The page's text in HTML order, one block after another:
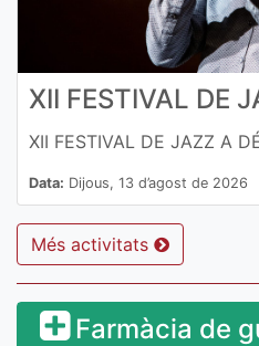
XII FESTIVAL DE
XII FESTIVAL DE JAZZ A
Data: Dijous, 13 d’agost de 2026
Més activitats
Farmàcia de